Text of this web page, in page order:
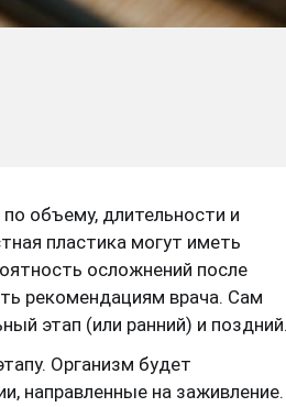
объему, длительности и
пластика могут иметь
осложнений после
рекомендациям врача. Сам
этап (или ранний) и
Организм будет
направленные на заживление.